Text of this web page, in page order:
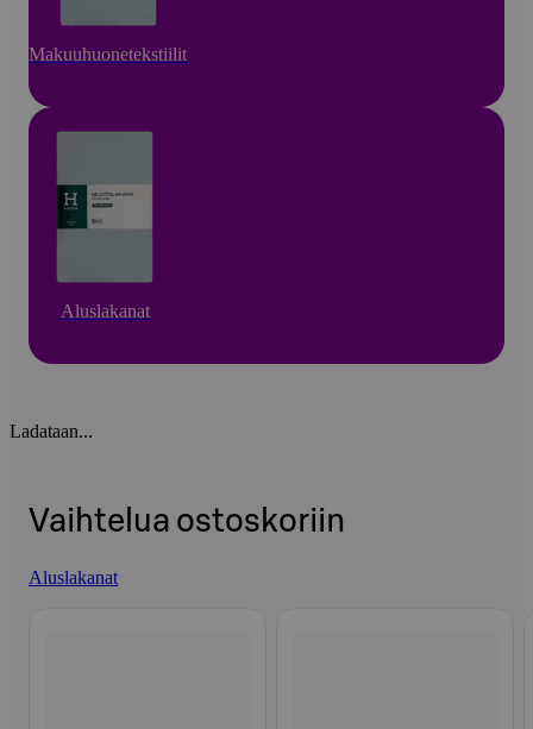
Makuuhuonetekstiilit
Aluslakanat
Ladataan...
Vaihtelua ostoskoriin
Aluslakanat